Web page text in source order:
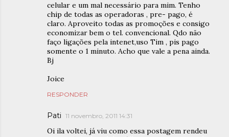
celular e um mal necessário para mim. Tenho
chip de todas as operadoras , pre- pago, é
claro. Aproveito todas as promoções e consigo
economizar bem o tel. convencional. Qdo não
faço ligações pela intenet,uso Tim , pis pago
somente o 1 minuto. Acho que vale a pena ainda.
Bj
Joice
RESPONDER
Pati 11 novembro, 2011 14:31
Oi ila voltei, já viu como essa postagem rendeu